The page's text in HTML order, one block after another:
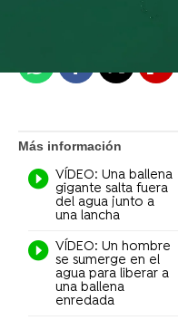
20 de
20 de
WhatsappFacebook
X
Más información
VÍDEO: Una ballena
gigante salta fuera
del agua junto a
una lancha
VÍDEO: Un hombre
se sumerge en el
agua para liberar a
una ballena
enredada